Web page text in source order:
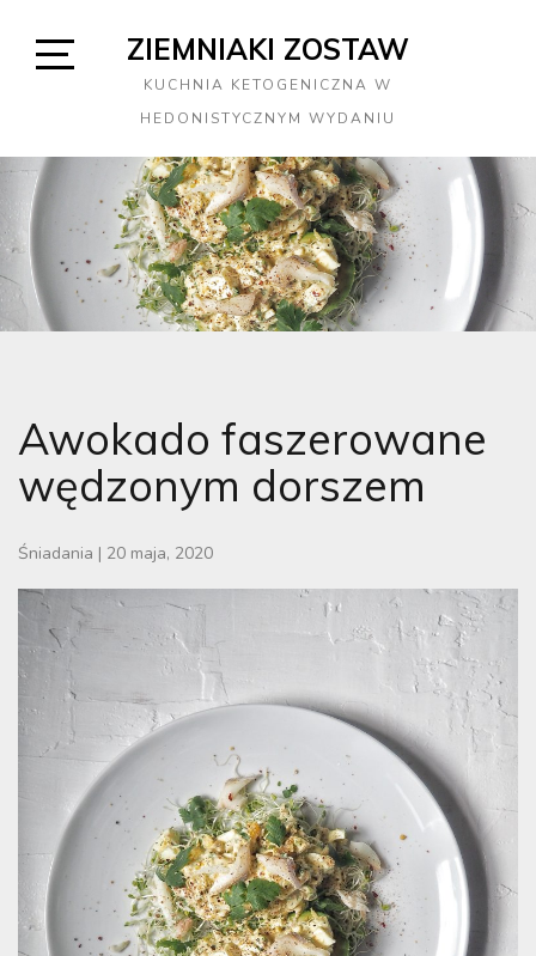
ZIEMNIAKI ZOSTAW
KUCHNIA KETOGENICZNA W
HEDONISTYCZNYM WYDANIU
Awokado faszerowane
wędzonym dorszem
Śniadania | 20 maja, 2020